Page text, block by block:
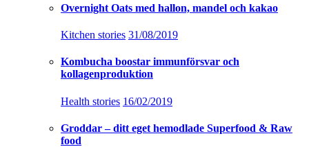
Overnight Oats med hallon, mandel och kakao
Kitchen stories 31/08/2019
Kombucha boostar immunförsvar och
kollagenproduktion
Health stories 16/02/2019
Groddar – ditt eget hemodlade Superfood & Raw
food